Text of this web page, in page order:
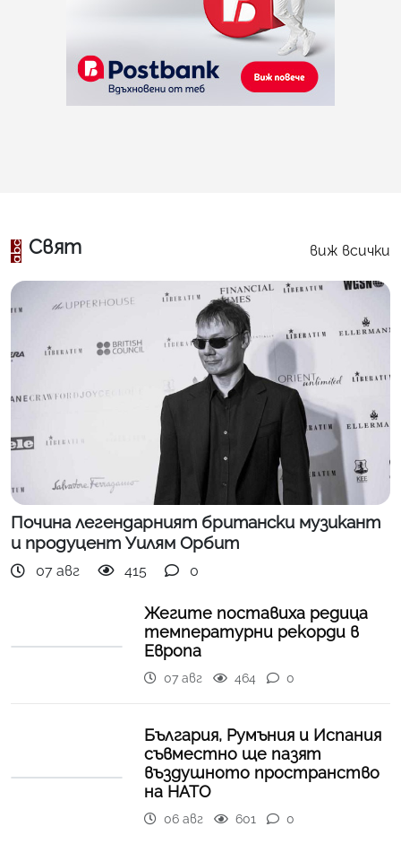
Свят виж всички
Почина легендарният британски музикант
и продуцент Уилям Орбит
07 авг 415 0
Жегите поставиха редица
температурни рекорди в
Европа
07 авг 464 0
България, Румъния и Испания
съвместно ще пазят
въздушното пространство
на НАТО
06 авг 601 0